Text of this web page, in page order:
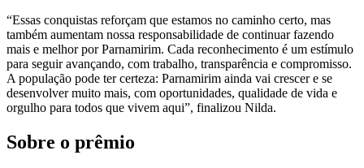
“Essas conquistas reforçam que estamos no caminho certo, mas
também aumentam nossa responsabilidade de continuar fazendo
mais e melhor por Parnamirim. Cada reconhecimento é um estímulo
para seguir avançando, com trabalho, transparência e compromisso.
A população pode ter certeza: Parnamirim ainda vai crescer e se
desenvolver muito mais, com oportunidades, qualidade de vida e
orgulho para todos que vivem aqui”, finalizou Nilda.
Sobre o prêmio